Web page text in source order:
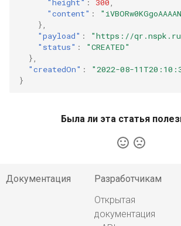
"height" : 300,
"content" :
},
"payload" :
"https://qr.nspk.ru/
"status" :
"CREATED"
},
"createdOn" :
"2022-08-
}
Была ли эта статья
Документация
Разработчикам
Открытая
документация